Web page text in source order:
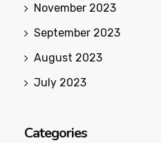
November 2023
September 2023
August 2023
July 2023
Categories